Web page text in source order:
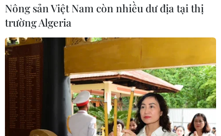
Nông sản Việt Nam còn nhiều dư địa tại thị
trường Algeria